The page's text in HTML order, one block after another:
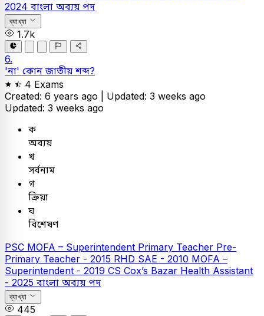
2024 বাংলা অব্যয় পদ
ব্যাখ্যা
1.7k
6.
'না' কোন জাতীয় শব্দ?
4 Exams
Created: 6 years ago | Updated: 3 weeks ago
Updated: 3 weeks ago
ক
অব্যয়
খ
সর্বনাম
গ
ক্রিয়া
ঘ
বিশেষণ
PSC MOFA – Superintendent Primary Teacher Pre-
Primary Teacher - 2015 RHD SAE - 2010 MOFA –
Superintendent - 2019 CS Cox’s Bazar Health Assistant
- 2025 বাংলা অব্যয় পদ
ব্যাখ্যা
445